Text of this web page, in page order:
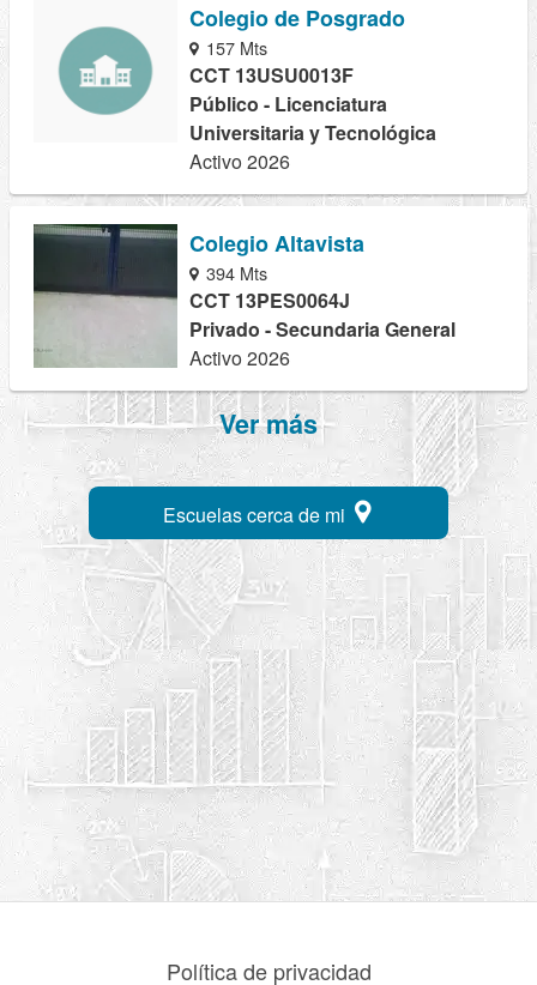
Colegio de Posgrado
157 Mts
CCT 13USU0013F
Público - Licenciatura
Universitaria y Tecnológica
Activo 2026
Colegio Altavista
394 Mts
CCT 13PES0064J
Privado - Secundaria General
Activo 2026
Ver más
Escuelas cerca de mi
Política de privacidad